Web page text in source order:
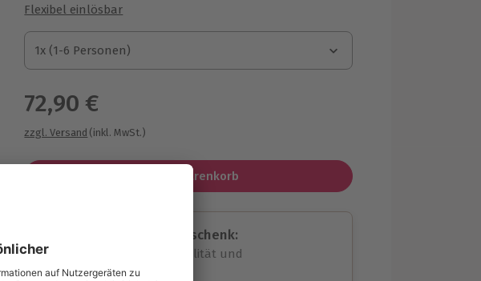
Flexibel einlösbar
1x (1-6 Personen)
1x (1-6 Personen)
1x (1-6 Personen)
72,90 €
zzgl. Versand (inkl. MwSt.)
In den Warenkorb
Immer das passende Geschenk:
Große Auswahl, volle Flexibilität und
maximale Sicherheit